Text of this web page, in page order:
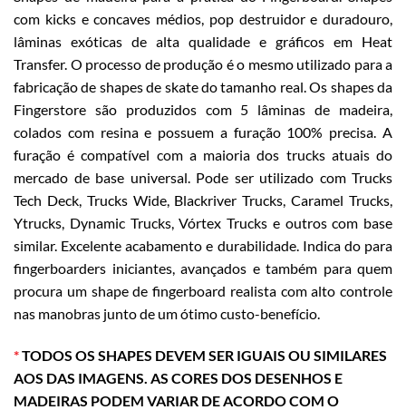
com kicks e concaves médios, pop destruidor e duradouro,
lâminas exóticas de alta qualidade e gráficos em Heat
Transfer. O processo de produção é o mesmo utilizado para a
fabricação de shapes de skate do tamanho real. Os shapes da
Fingerstore são produzidos com 5 lâminas de madeira,
colados com resina e possuem a furação 100% precisa. A
furação é compatível com a maioria dos trucks atuais do
mercado de base universal. Pode ser utilizado com Trucks
Tech Deck, Trucks Wide, Blackriver Trucks, Caramel Trucks,
Ytrucks, Dynamic Trucks, Vórtex Trucks e outros com base
similar. Excelente acabamento e durabilidade. Indica do para
fingerboarders iniciantes, avançados e também para quem
procura um shape de fingerboard realista com alto controle
nas manobras junto de um ótimo custo-benefício.
*TODOS OS SHAPES DEVEM SER IGUAIS OU SIMILARES
AOS DAS IMAGENS. AS CORES DOS DESENHOS E
MADEIRAS PODEM VARIAR DE ACORDO COM O